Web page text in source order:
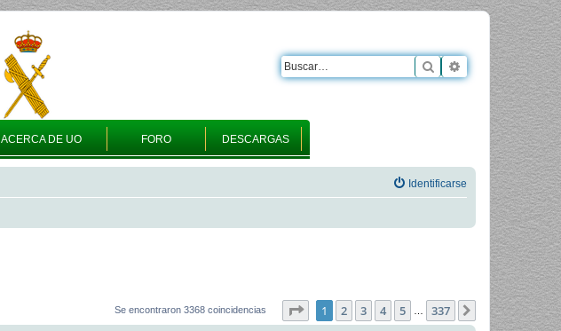
ACERCA DE UO FORO DESCARGAS
Buscar Búsqueda
Identificarse
Se encontraron 3368 coincidencias Página1 de 337
1 2 3 4 5 337 Siguiente